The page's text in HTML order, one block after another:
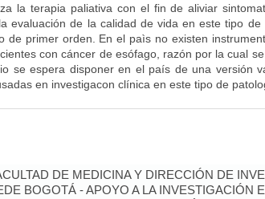
la terapia paliativa con el fin de aliviar
evaluación de la calidad de vida en este tipo de
de primer orden. En el paìs no existen
con cáncer de esófago, razón por la cual
se espera disponer en el país de una versión
en investigacon clínica en este tipo de
DE MEDICINA Y DIRECCIÓN DE
BOGOTÁ - APOYO A LA INVESTIGACIÓN